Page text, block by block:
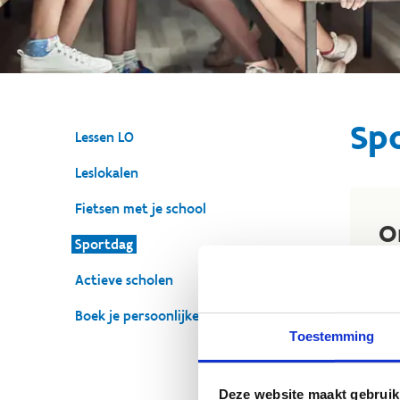
Toestemming
Deze website maakt
Lessen LO
Leslokalen
Fietsen met je school
Sportdag
Actieve scholen
Boek je persoonlijke kennismaking